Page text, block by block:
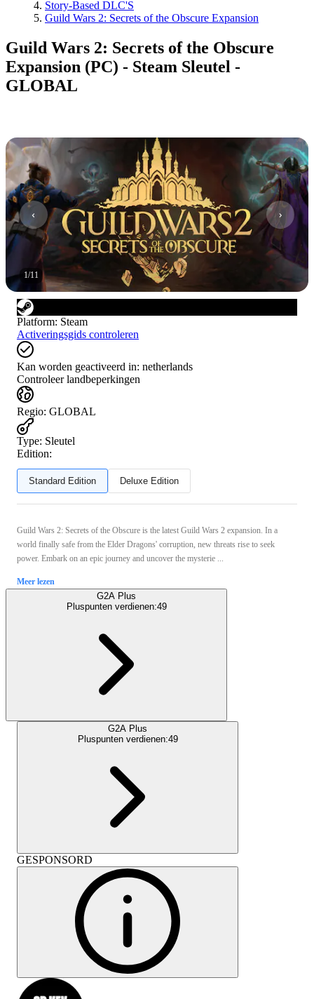
Story-Based DLC'S
Guild Wars 2: Secrets of the Obscure Expansion
Guild Wars 2: Secrets of the Obscure
Expansion (PC) - Steam Sleutel -
GLOBAL
1/11
Platform: Steam
Activeringsgids controleren
Kan worden geactiveerd in: netherlands
Controleer landbeperkingen
Regio: GLOBAL
Type: Sleutel
Edition:
Standard Edition Deluxe Edition
Guild Wars 2: Secrets of the Obscure is the latest Guild Wars 2 expansion. In a
world finally safe from the Elder Dragons' corruption, new threats rise to seek
power. Embark on an epic journey and uncover the mysterie ...
Meer lezen
G2A Plus
Pluspunten verdienen:49
G2A Plus
Pluspunten verdienen:49
GESPONSORD